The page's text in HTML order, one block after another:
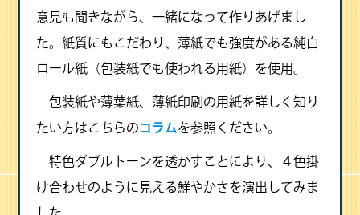
意見も聞きながら、一緒になって作りあげまし
た。紙質にもこだわり、薄紙でも強度がある純白
ロール紙（包装紙でも使われる用紙）を使用。
包装紙や薄葉紙、薄紙印刷の用紙を詳しく知り
たい方はこちらのコラムを参照ください。
特色ダブルトーンを透かすことにより、４色掛
け合わせのように見える鮮やかさを演出してみま